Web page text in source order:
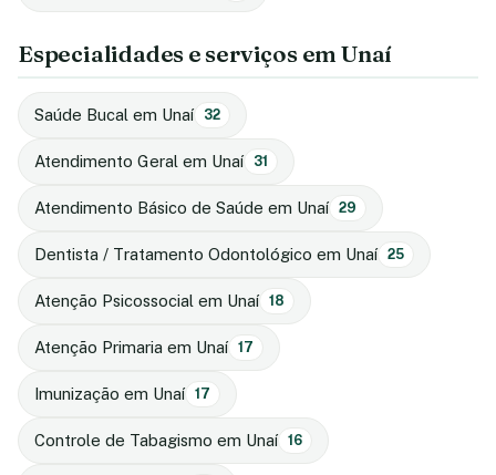
Especialidades e serviços em Unaí
Saúde Bucal em Unaí 32
Atendimento Geral em Unaí 31
Atendimento Básico de Saúde em Unaí 29
Dentista / Tratamento Odontológico em Unaí 25
Atenção Psicossocial em Unaí 18
Atenção Primaria em Unaí 17
Imunização em Unaí 17
Controle de Tabagismo em Unaí 16